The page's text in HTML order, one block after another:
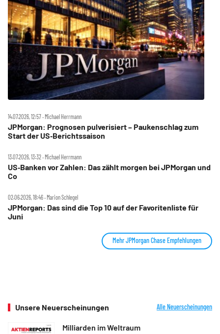
14.07.2026, 12:57 ‧ Michael Herrmann
JPMorgan: Prognosen pulverisiert – Paukenschlag zum
Start der US‑Berichtssaison
13.07.2026, 13:32 ‧ Michael Herrmann
US‑Banken vor Zahlen: Das zählt morgen bei JPMorgan und
Co
02.06.2026, 18:46 ‧ Marion Schlegel
JPMorgan: Das sind die Top 10 auf der Favoritenliste für
Juni
Mehr JPMorgan Chase Empfehlungen
Unsere Neuerscheinungen Alle Neuerscheinungen
Milliarden im Weltraum